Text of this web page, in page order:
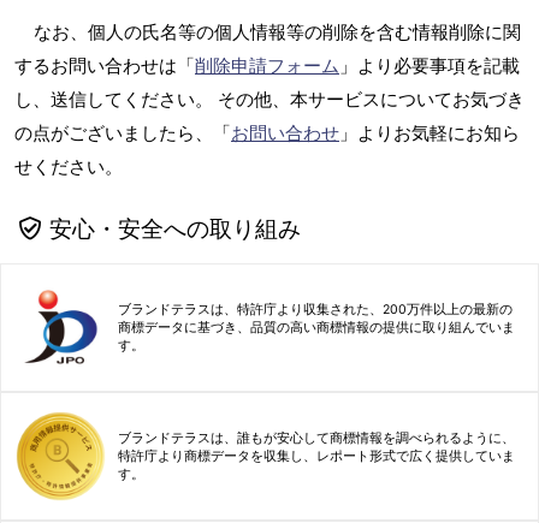
なお、個人の氏名等の個人情報等の削除を含む情報削除に関
するお問い合わせは「削除申請フォーム 」より必要事項を記載
し、送信してください。 その他、本サービスについてお気づき
の点がございましたら、「お問い合わせ 」よりお気軽にお知ら
せください。
安心・安全への取り組み
ブランドテラスは、特許庁より収集された、200万件以上の最新の
商標データに基づき、品質の高い商標情報の提供に取り組んでいま
す。
ブランドテラスは、誰もが安心して商標情報を調べられるように、
特許庁より商標データを収集し、レポート形式で広く提供していま
す。